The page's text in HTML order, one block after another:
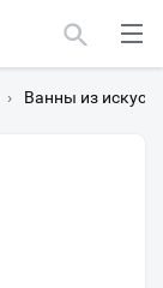
› Ванны из